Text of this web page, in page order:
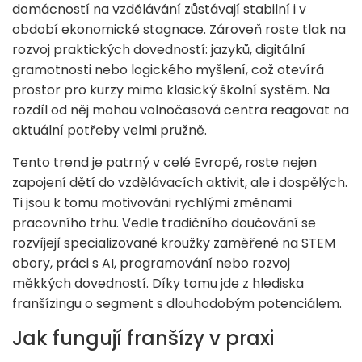
domácností na vzdělávání zůstávají stabilní i v
období ekonomické stagnace. Zároveň roste tlak na
rozvoj praktických dovedností: jazyků, digitální
gramotnosti nebo logického myšlení, což otevírá
prostor pro kurzy mimo klasický školní systém. Na
rozdíl od něj mohou volnočasová centra reagovat na
aktuální potřeby velmi pružně.
Tento trend je patrný v celé Evropě, roste nejen
zapojení dětí do vzdělávacích aktivit, ale i dospělých.
Ti jsou k tomu motivováni rychlými změnami
pracovního trhu. Vedle tradičního doučování se
rozvíjejí specializované kroužky zaměřené na STEM
obory, práci s AI, programování nebo rozvoj
měkkých dovedností. Díky tomu jde z hlediska
franšízingu o segment s dlouhodobým potenciálem.
Jak fungují franšízy v praxi